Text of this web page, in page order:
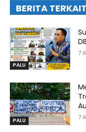
BERITA
PALU
7
PALU 7